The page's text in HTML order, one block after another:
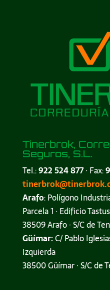
Tinerbrok,
Seguros, S.L.
Tel.:922 524 877· Fax:
Arafo: Polígono
Parcela 1 · Edificio
38509 Arafo · S/C de
Güímar:C/ Pablo
Izquierda
38500 Güímar · S/C de